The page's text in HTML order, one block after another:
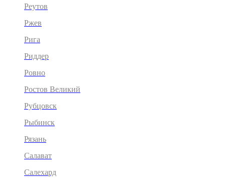
Реутов
Ржев
Рига
Риддер
Ровно
Ростов Великий
Рубцовск
Рыбинск
Рязань
Салават
Салехард